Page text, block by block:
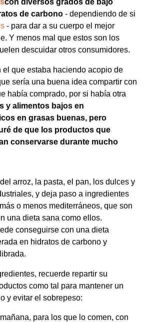
con diversos grados de bajo
de carbono - dependiendo de si
- para dar a su cuerpo el mejor
Y menos mal que estos son los
descuidar otros consumidores.
el que estaba haciendo acopio de
sería una buena idea compartir con
había comprado, por si había otra
y alimentos bajos en
en grasas buenas, pero
de que los productos que
conservarse durante mucho
arroz, la pasta, el pan, los dulces y
y deja paso a ingredientes
o menos mediterráneos, que son
una dieta sana como ellos.
conseguirse con una dieta
en hidratos de carbono y
recuerde repartir su
como tal para mantener un
y evitar el sobrepeso:
para los que lo comen, con